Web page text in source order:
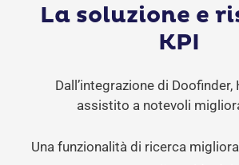
La soluzione e
KPI
Dall’integrazione di Doofinder,
assistito a notevoli
Una funzionalità di ricerca